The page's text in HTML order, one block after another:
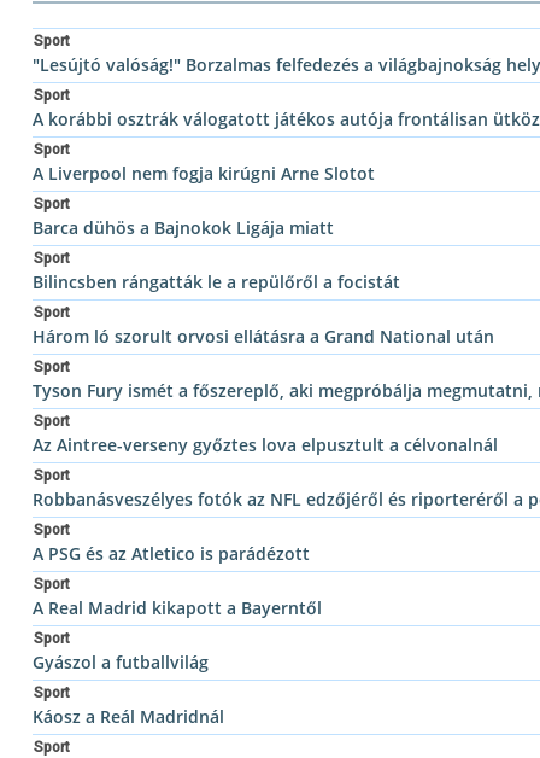
Sport
"Lesújtó valóság!" Borzalmas felfedezés a világbajnokság
Sport
A korábbi osztrák válogatott játékos autója frontálisan
Sport
A Liverpool nem fogja kirúgni Arne Slotot
Sport
Barca dühös a Bajnokok Ligája miatt
Sport
Bilincsben rángatták le a repülőről a focistát
Sport
Három ló szorult orvosi ellátásra a Grand National után
Sport
Tyson Fury ismét a főszereplő, aki megpróbálja
Sport
Az Aintree-verseny győztes lova elpusztult a célvonalnál
Sport
Robbanásveszélyes fotók az NFL edzőjéről és riporteréről a
Sport
A PSG és az Atletico is parádézott
Sport
A Real Madrid kikapott a Bayerntől
Sport
Gyászol a futballvilág
Sport
Káosz a Reál Madridnál
Sport